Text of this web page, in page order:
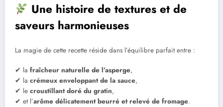
Une histoire de textures et de
saveurs harmonieuses
La magie de cette recette réside dans l’équilibre parfait entre :
✔ la fraîcheur naturelle de l’asperge,
✔ la crémeux enveloppant de la sauce,
✔ le croustillant doré du gratin,
✔ et l’arôme délicatement beurré et relevé de fromage.